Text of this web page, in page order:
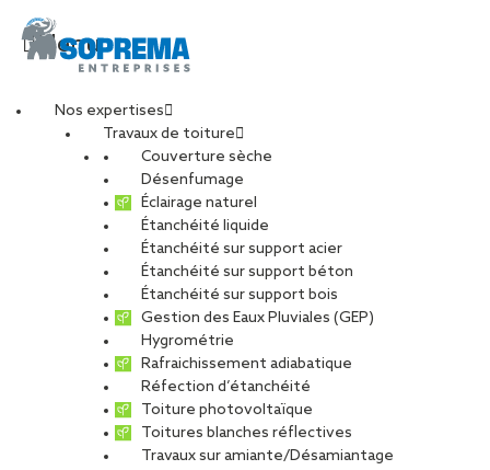
Menu
Nos expertises
Travaux de toiture
Couverture sèche
Désenfumage
Éclairage naturel
Étanchéité liquide
Étanchéité sur support acier
Étanchéité sur support béton
Étanchéité sur support bois
Gestion des Eaux Pluviales (GEP)
Hygrométrie
Rafraichissement adiabatique
Réfection d’étanchéité
Toiture photovoltaïque
Toitures blanches réflectives
Travaux sur amiante/Désamiantage
chais_monnet_saintes
PARTAGER
03 décembre 2019